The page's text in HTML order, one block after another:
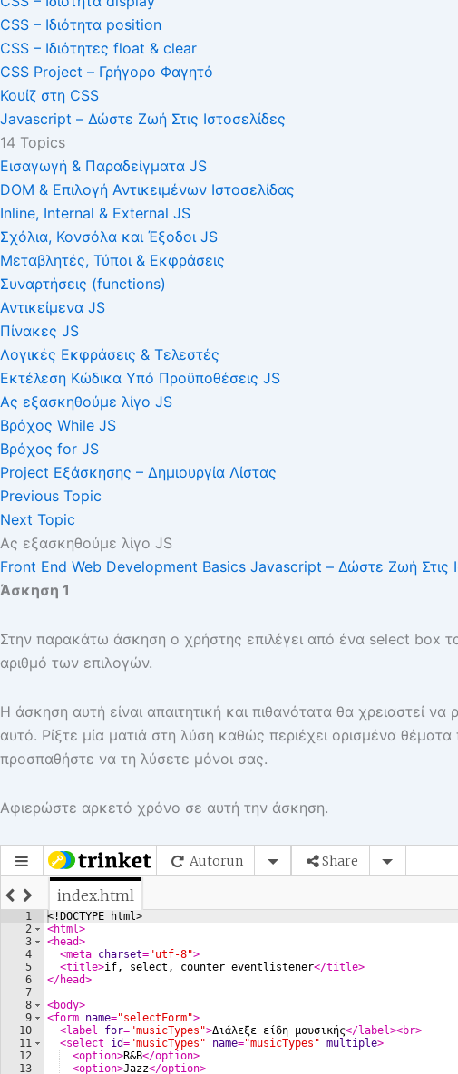
CSS – Ιδιότητα position
CSS – Ιδιότητες float & clear
CSS Project – Γρήγορο Φαγητό
Κουίζ στη CSS
Javascript – Δώστε Ζωή Στις Ιστοσελίδες
14 Topics
Εισαγωγή & Παραδείγματα JS
DOM & Επιλογή Αντικειμένων Ιστοσελίδας
Inline, Internal & External JS
Σχόλια, Κονσόλα και Έξοδοι JS
Μεταβλητές, Τύποι & Εκφράσεις
Συναρτήσεις (functions)
Αντικείμενα JS
Πίνακες JS
Λογικές Εκφράσεις & Τελεστές
Εκτέλεση Κώδικα Υπό Προϋποθέσεις JS
Ας εξασκηθούμε λίγο JS
Βρόχος While JS
Βρόχος for JS
Project Εξάσκησης – Δημιουργία Λίστας
Previous Topic
Next Topic
Ας εξασκηθούμε λίγο JS
Front End Web Development Basics Javascript – Δώστε Ζωή Στις
Άσκηση 1
Στην παρακάτω άσκηση ο χρήστης επιλέγει από ένα select box
αριθμό των επιλογών.
Η άσκηση αυτή είναι απαιτητική και πιθανότατα θα χρειαστεί
αυτό. Ρίξτε μία ματιά στη λύση καθώς περιέχει ορισμένα
προσπαθήστε να τη λύσετε μόνοι σας.
Αφιερώστε αρκετό χρόνο σε αυτή την άσκηση.